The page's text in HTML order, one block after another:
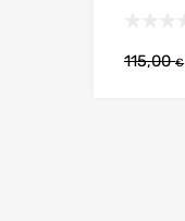
115,00€